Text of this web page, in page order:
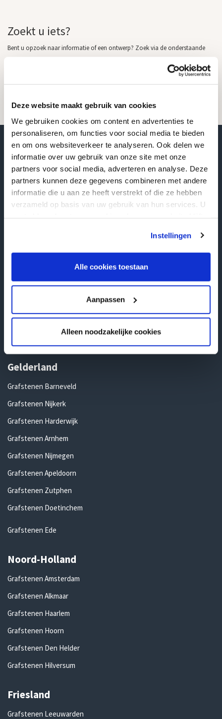
Deze website maakt gebruik van cookies
We gebruiken cookies om content en advertenties te
personaliseren, om functies voor social media te bieden
en om ons websiteverkeer te analyseren. Ook delen we
informatie over uw gebruik van onze site met onze
partners voor social media, adverteren en analyse. Deze
partners kunnen deze gegevens combineren met andere
informatie die u aan ze heeft verstrekt of die ze hebben
verzameld op basis van uw gebruik van hun services. U
Instellingen
Alle cookies toestaan
Aanpassen
Alleen noodzakelijke cookies
Zoekt u iets?
Bent u opzoek naar informatie of een ontwerp? Zoek via de onderstaande
Wij plaatsen grafstenen bij u in de regio
Overijssel
Grafstenen Zwolle
Grafstenen Hengelo
Grafstenen Enschede
Grafstenen Deventer
Grafstenen Ommen
Grafstenen Rijssen
Gelderland
Grafstenen Barneveld
Grafstenen Nijkerk
Grafstenen Harderwijk
Grafstenen Arnhem
Grafstenen Nijmegen
Grafstenen Apeldoorn
Grafstenen Zutphen
Grafstenen Doetinchem
Grafstenen Ede
Noord-Holland
Grafstenen Amsterdam
Grafstenen Alkmaar
Grafstenen Haarlem
Grafstenen Hoorn
Grafstenen Den Helder
Grafstenen Hilversum
Friesland
Grafstenen Leeuwarden